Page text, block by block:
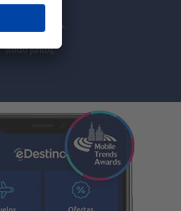
de
proporcionado.
(todo junto),